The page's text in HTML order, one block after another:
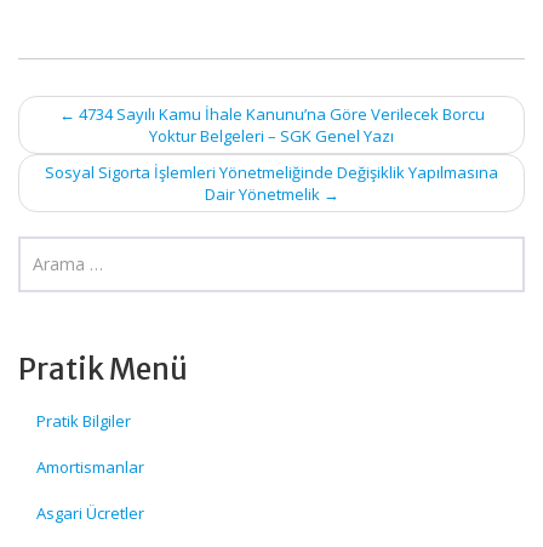
Post
navigation
← 4734 Sayılı Kamu İhale Kanunu’na Göre Verilecek Borcu
Yoktur Belgeleri – SGK Genel Yazı
Sosyal Sigorta İşlemleri Yönetmeliğinde Değişiklik Yapılmasına
Dair Yönetmelik →
Pratik Menü
Pratik Bilgiler
Amortismanlar
Asgari Ücretler